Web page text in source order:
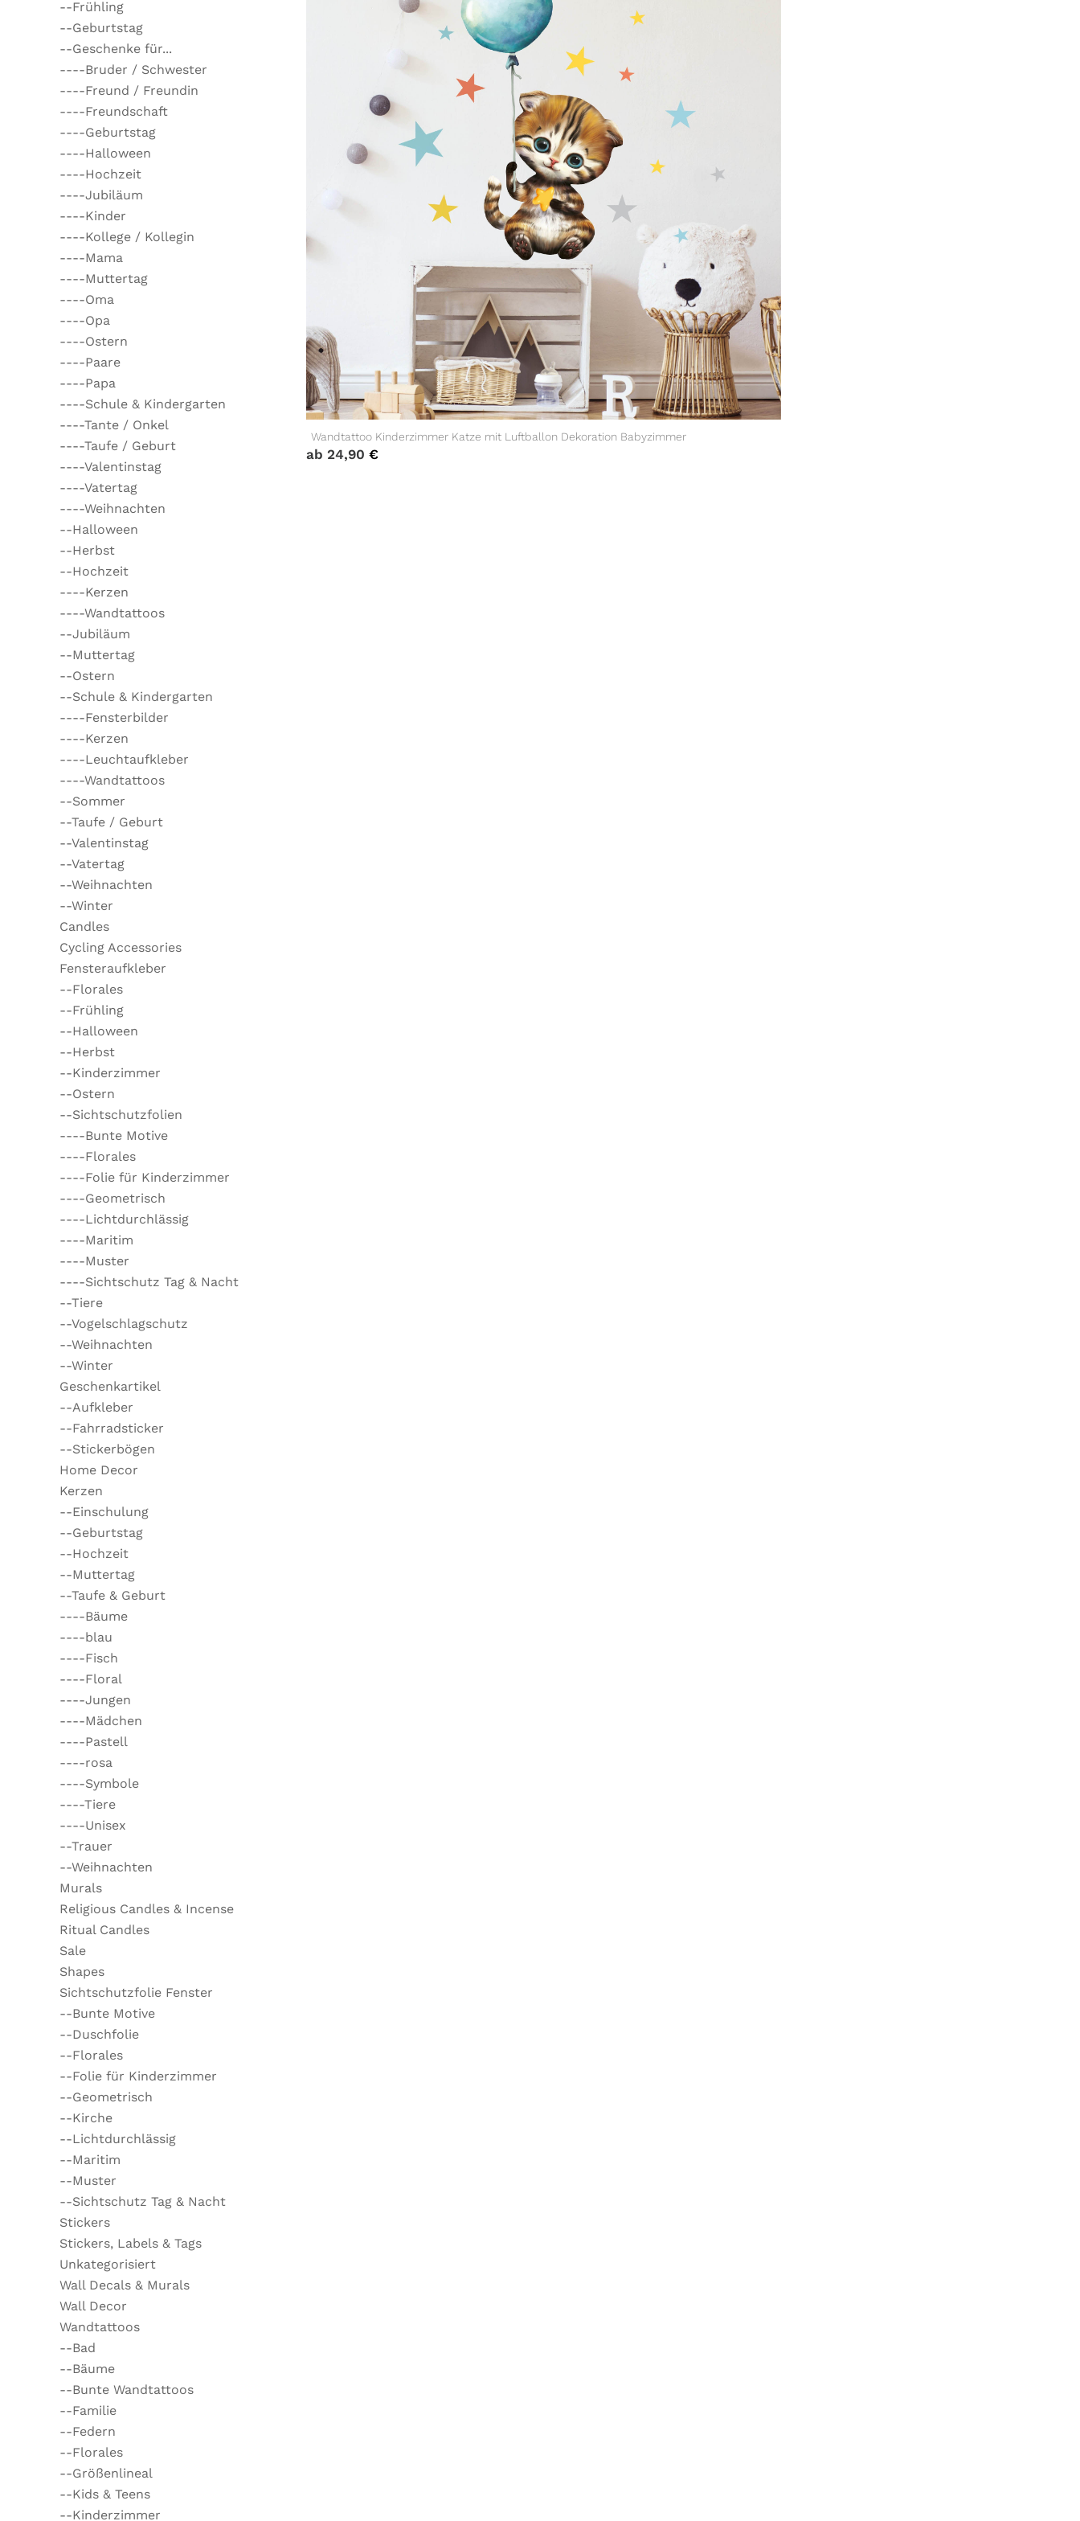
--Frühling
--Geburtstag
--Geschenke für...
----Bruder / Schwester
----Freund / Freundin
----Freundschaft
----Geburtstag
----Halloween
----Hochzeit
----Jubiläum
----Kinder
----Kollege / Kollegin
----Mama
----Muttertag
----Oma
----Opa
----Ostern
----Paare
----Papa
----Schule & Kindergarten
----Tante / Onkel
----Taufe / Geburt
----Valentinstag
----Vatertag
----Weihnachten
--Halloween
--Herbst
--Hochzeit
----Kerzen
----Wandtattoos
--Jubiläum
--Muttertag
--Ostern
--Schule & Kindergarten
----Fensterbilder
----Kerzen
----Leuchtaufkleber
----Wandtattoos
--Sommer
--Taufe / Geburt
--Valentinstag
--Vatertag
--Weihnachten
--Winter
Candles
Cycling Accessories
Fensteraufkleber
--Florales
--Frühling
--Halloween
--Herbst
--Kinderzimmer
--Ostern
--Sichtschutzfolien
----Bunte Motive
----Florales
----Folie für Kinderzimmer
----Geometrisch
----Lichtdurchlässig
----Maritim
----Muster
----Sichtschutz Tag & Nacht
--Tiere
--Vogelschlagschutz
--Weihnachten
--Winter
Geschenkartikel
--Aufkleber
--Fahrradsticker
--Stickerbögen
Home Decor
Kerzen
--Einschulung
--Geburtstag
--Hochzeit
--Muttertag
--Taufe & Geburt
----Bäume
----blau
----Fisch
----Floral
----Jungen
----Mädchen
----Pastell
----rosa
----Symbole
----Tiere
----Unisex
--Trauer
--Weihnachten
Murals
Religious Candles & Incense
Ritual Candles
Sale
Shapes
Sichtschutzfolie Fenster
--Bunte Motive
--Duschfolie
--Florales
--Folie für Kinderzimmer
--Geometrisch
--Kirche
--Lichtdurchlässig
--Maritim
--Muster
--Sichtschutz Tag & Nacht
Stickers
Stickers, Labels & Tags
Unkategorisiert
Wall Decals & Murals
Wall Decor
Wandtattoos
--Bad
--Bäume
--Bunte Wandtattoos
--Familie
--Federn
--Florales
--Größenlineal
--Kids & Teens
--Kinderzimmer
Wandtattoo Kinderzimmer Katze mit Luftballon Dekoration Babyzimmer
ab 24,90 €